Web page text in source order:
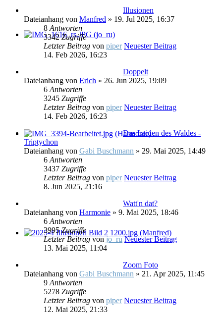
Illusionen
Dateianhang von Manfred » 19. Jul 2025, 16:37
8 Antworten
3342Zugriffe
Letzter Beitrag von piper Neuester Beitrag
14. Feb 2026, 16:23
Doppelt
Dateianhang von Erich » 26. Jun 2025, 19:09
6 Antworten
3245 Zugriffe
Letzter Beitrag von piper Neuester Beitrag
14. Feb 2026, 16:23
Das Leiden des Waldes -
Triptychon
Dateianhang von Gabi Buschmann » 29. Mai 2025, 14:49
6 Antworten
3437 Zugriffe
Letzter Beitrag von piper Neuester Beitrag
8. Jun 2025, 21:16
Watt'n dat?
Dateianhang von Harmonie » 9. Mai 2025, 18:46
6 Antworten
3995Zugriffe
Letzter Beitragvonjo_ru Neuester Beitrag
13. Mai 2025, 11:04
Zoom Foto
Dateianhang von Gabi Buschmann » 21. Apr 2025, 11:45
9 Antworten
5278 Zugriffe
Letzter Beitrag von piper Neuester Beitrag
12. Mai 2025, 21:33